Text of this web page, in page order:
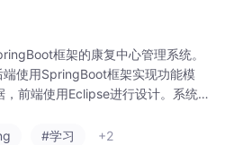
框架的康复中心管理系统。
使用SpringBoot框架实现功能模
前端使用Eclipse进行设计。系统实
。相比传统手工管理，该系统降低了
#学习 +2